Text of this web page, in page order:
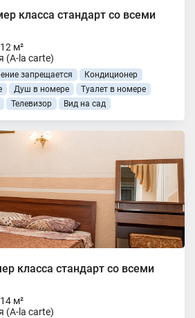
класса стандарт со всеми
12 м²
(A-la carte)
запрещается
Кондиционер
Душ в номере
Туалет в номере
Телевизор Вид на сад
класса стандарт со всеми
14 м²
(A-la carte)